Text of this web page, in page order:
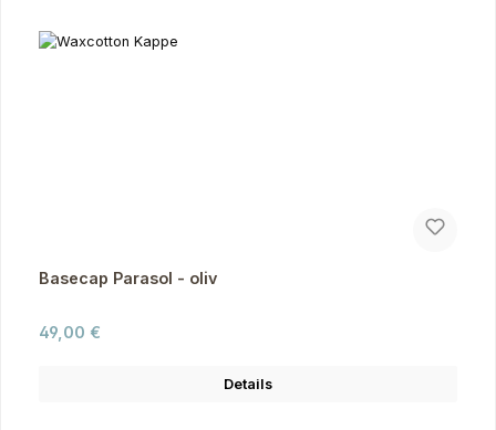
Basecap Parasol - oliv
Regulärer Preis:
49,00 €
Details